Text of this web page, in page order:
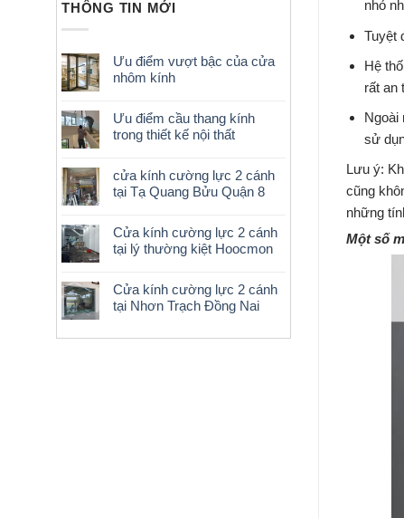
THÔNG TIN MỚI
Ưu điểm vượt bậc của cửa
nhôm kính
Ưu điểm cầu thang kính
trong thiết kế nội thất
cửa kính cường lực 2 cánh
tại Tạ Quang Bửu Quận 8
Cửa kính cường lực 2 cánh
tại lý thường kiệt Hoocmon
Cửa kính cường lực 2 cánh
tại Nhơn Trạch Đồng Nai
nhỏ
Tuyệt
Hệ
rất an
Ngoài
sử
Lưu ý:
cũng
những
Một số